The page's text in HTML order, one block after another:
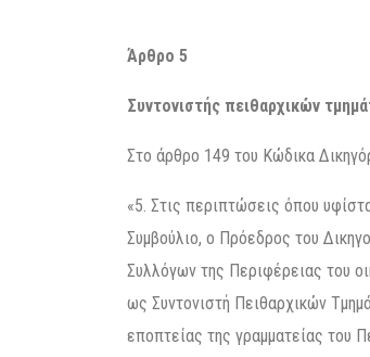
Άρθρο 5
Συντονιστής πειθαρχικών
Στο άρθρο 149 του Κώδικα
«5. Στις περιπτώσεις όπου
Συμβούλιο, ο Πρόεδρος του
Συλλόγων της Περιφέρειας του
ως Συντονιστή Πειθαρχικών
εποπτείας της γραμματείας του